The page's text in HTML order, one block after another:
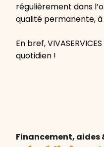
régulièrement dans
qualité permanente,
En bref,
quotidien !
Financement, aides